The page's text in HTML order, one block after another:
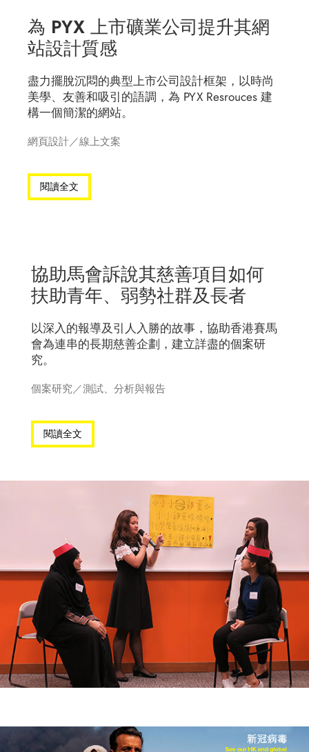
為 PYX 上市礦業公司提升其網
站設計質感
盡力擺脫沉悶的典型上市公司設計框架，以時尚
美學、友善和吸引的語調，為 PYX Resrouces 建
構一個簡潔的網站。
網頁設計／線上文案
閱讀全文
協助馬會訴說其慈善項目如何
扶助青年、弱勢社群及長者
以深入的報導及引人入勝的故事，協助香港賽馬
會為連串的長期慈善企劃，建立詳盡的個案研
究。
個案研究／測試、分析與報告
閱讀全文